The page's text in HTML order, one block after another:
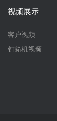
视频展示
客户视频
钉箱机视频